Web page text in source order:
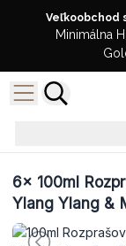
Veľkoobchod
Minimálna
Rozprašovač
6x 100ml
Ylang Ylang &